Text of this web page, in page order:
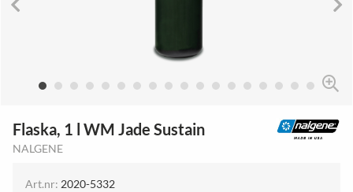
Flaska, 1 l WM Jade Sustain
NALGENE
Art.nr: 2020-5332